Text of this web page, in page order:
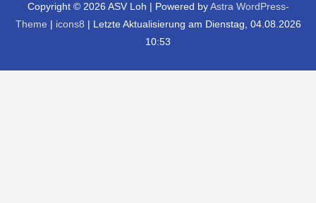
Copyright © 2026 ASV Loh | Powered by Astra WordPress-
Theme
icons8 | Letzte Aktualisierung am Dienstag, 04.08.2026
10:53